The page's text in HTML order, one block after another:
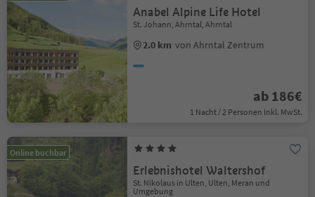
Anabel Alpine Life Hotel
St. Johann, Ahrntal, Ahrntal
2.0 km von Ahrntal Zentrum
ab 186€
1 Nacht / 2 Personen Inkl. MwSt.
Online buchbar
Erlebnishotel Waltershof
St. Nikolaus in Ulten, Ulten, Meran und
Umgebung